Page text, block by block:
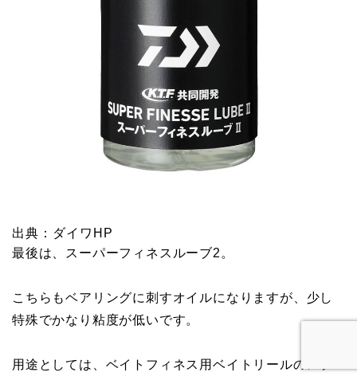
出典：ダイワHP
最後は、スーパーフィネスルーブ2。
こちらもベアリングに刺すオイルになりますが、少し
特殊でかなり粘度が低いです。
用途としては、ベイトフィネス用ベイトリールのスプ